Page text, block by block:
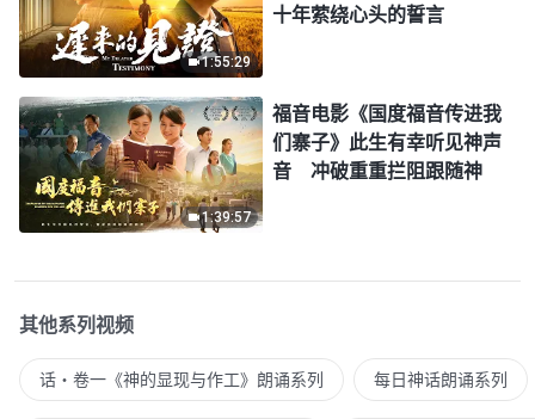
1:55:29
十年萦绕心头的誓言
1:39:57
福音电影《国度福音传进我
们寨子》此生有幸听见神声
音 冲破重重拦阻跟随神
其他系列视频
话・卷一《神的显现与作工》朗诵系列 每日神话朗诵系列